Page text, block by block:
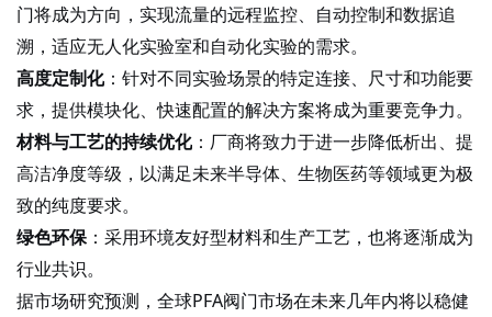
门将成为方向，实现流量的远程监控、自动控制和数据追
溯，适应无人化实验室和自动化实验的需求。
高度定制化 ：针对不同实验场景的特定连接、尺寸和功能要
求，提供模块化、快速配置的解决方案将成为重要竞争力。
材料与工艺的持续优化 ：厂商将致力于进一步降低析出、提
高洁净度等级，以满足未来半导体、生物医药等领域更为极
致的纯度要求。
绿色环保 ：采用环境友好型材料和生产工艺，也将逐渐成为
行业共识。
据市场研究预测，全球PFA阀门市场在未来几年内将以稳健